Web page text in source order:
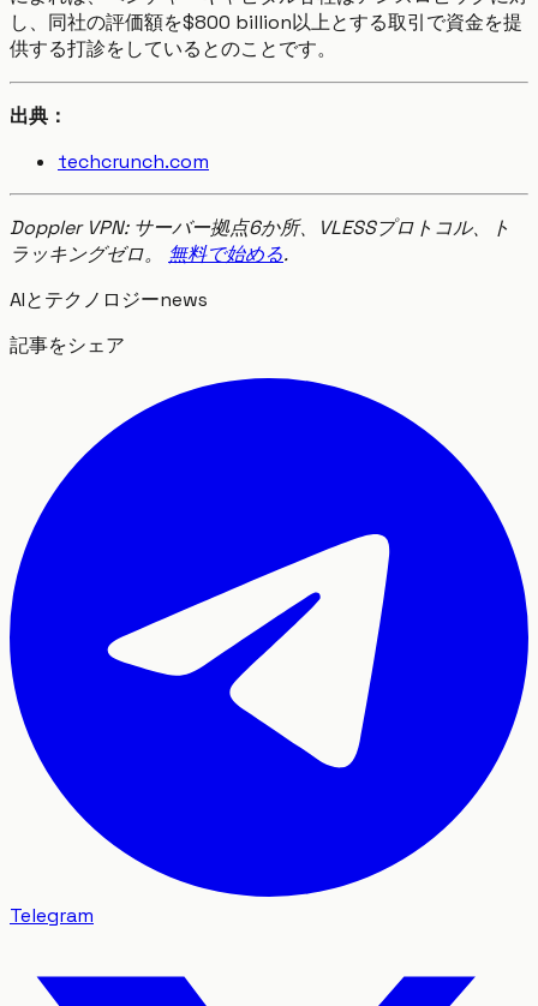
し、同社の評価額を$800 billion以上とする取引で資金を提
供する打診をしているとのことです。
出典：
techcrunch.com
Doppler VPN: サーバー拠点6か所、VLESSプロトコル、ト
ラッキングゼロ。 無料で始める.
AIとテクノロジーnews
記事をシェア
Telegram